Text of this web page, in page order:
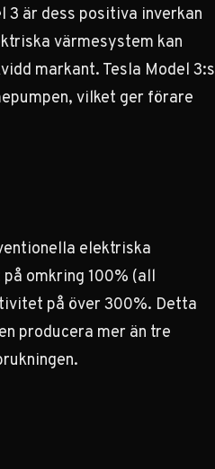
3 är dess positiva inverkan
värmesystem kan
markant.Tesla Model 3:s
vilket ger förare
elektriska
omkring 100% (all
på över 300%. Detta
producera mer än tre